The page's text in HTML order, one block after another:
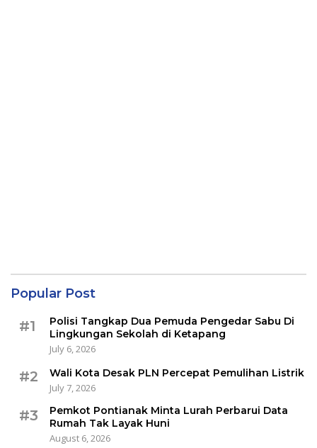
Popular Post
#1
Polisi Tangkap Dua Pemuda Pengedar Sabu Di
Lingkungan Sekolah di Ketapang
July 6, 2026
#2
Wali Kota Desak PLN Percepat Pemulihan Listrik
July 7, 2026
#3
Pemkot Pontianak Minta Lurah Perbarui Data
Rumah Tak Layak Huni
August 6, 2026